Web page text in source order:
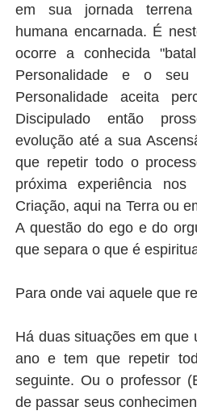
em sua jornada terrena
humana encarnada. É
ocorre a conhecida
Personalidade e o
Personalidade aceita
Discipulado então
evolução até a sua
que repetir todo o
próxima experiência nos
Criação, aqui na Terra ou
A questão do ego e do
que separa o que é
Para onde vai aquele que
Há duas situações em que
ano e tem que repetir
seguinte. Ou o professor
de passar seus